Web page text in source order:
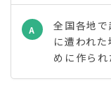
A
全国各地
に遭われ
めに作られ